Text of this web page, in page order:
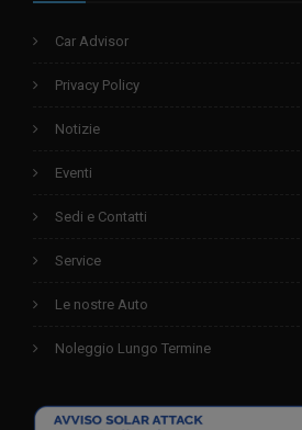
Car Advisor
Privacy Policy
Notizie
Eventi
Sedi e Contatti
Service
Le nostre Auto
Noleggio Lungo Termine